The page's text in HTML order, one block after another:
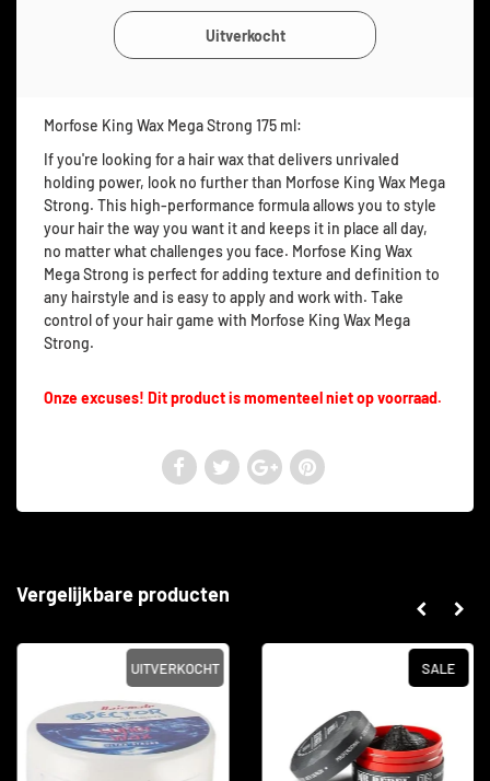
Morfose King Wax Mega Strong 175 ml:
If you're looking for a hair wax that delivers unrivaled
holding power, look no further than Morfose King Wax Mega
Strong. This high-performance formula allows you to style
your hair the way you want it and keeps it in place all day,
no matter what challenges you face. Morfose King Wax
Mega Strong is perfect for adding texture and definition to
any hairstyle and is easy to apply and work with. Take
control of your hair game with Morfose King Wax Mega
Strong.
Onze excuses! Dit product is momenteel niet op voorraad.
Vergelijkbare producten
UITVERKOCHT SALE